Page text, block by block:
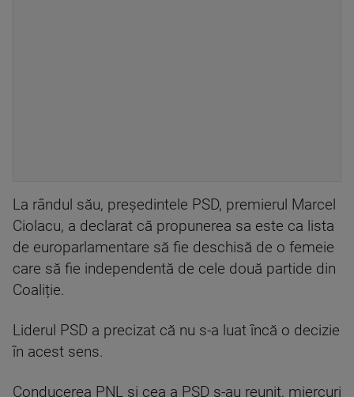
La rândul său, preşedintele PSD, premierul Marcel
Ciolacu, a declarat că propunerea sa este ca lista
de europarlamentare să fie deschisă de o femeie
care să fie independentă de cele două partide din
Coaliție.
Liderul PSD a precizat că nu s-a luat încă o decizie
în acest sens.
Conducerea PNL şi cea a PSD s-au reunit, miercuri